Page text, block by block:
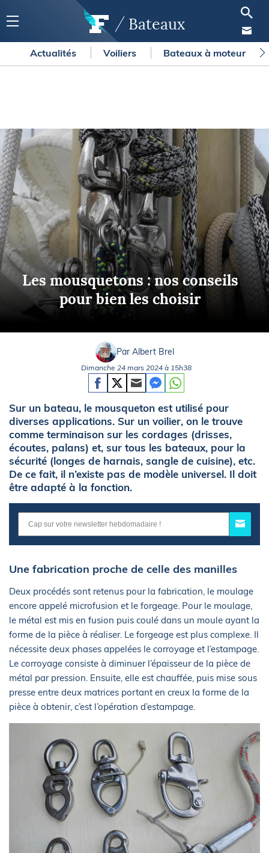
Bateaux
Actualités Voiliers Bateaux à moteur
Les mousquetons : nos conseils
pour bien les choisir
Par Albert Brel
Dimanche 24 mars 2024 à 15h38
Sur un bateau, le mousqueton est utilisé pour
diverses applications. Sur un voilier, on le trouve
comme terminaison sur les cordages (drisses,
écoutes, palans) et, sur tous les bateaux, pour la
sécurité (longes de harnais, sangle de cuisine), etc.
De ce fait, il n’existe pas de modèle universel. Il doit
être adapté à la fonction.
Une fabrication proche de celle des manilles
Deux procédés sont retenus pour la fabrication, le moulage
encore appelé microfusion et le forgeage. Pour le moulage,
le métal est mis en fusion puis coulé dans un moule ayant la
forme de la pièce à réaliser. Le forgeage est plus complexe. Il
nécessite deux phases appelées le corroyage et l’estampage.
Le corroyage consiste à diminuer l’épaisseur de la pièce de
métal par pression. Ensuite, elle est chauffée, puis mise sous
presse entre deux matrices portant en creux la forme de la
pièce à obtenir, c’est l’opération d’estampage.